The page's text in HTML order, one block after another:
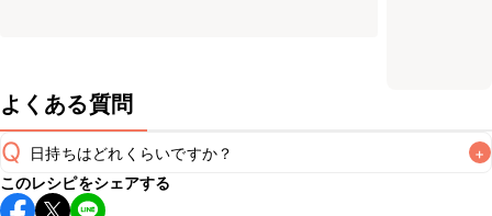
よくある質問
Q 日持ちはどれくらいですか？ +
保存期間は冷蔵で当日中が目安です。なるべくお早めにお召
このレシピをシェアする